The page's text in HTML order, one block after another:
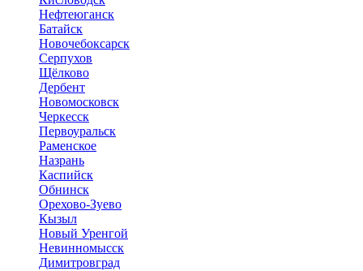
Нефтеюганск
Батайск
Новочебоксарск
Серпухов
Щёлково
Дербент
Новомосковск
Черкесск
Первоуральск
Раменское
Назрань
Каспийск
Обнинск
Орехово-Зуево
Кызыл
Новый Уренгой
Невинномысск
Димитровград